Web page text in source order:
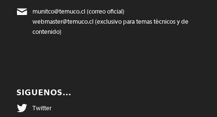
munitco@temuco.cl(correo oficial)
webmaster@temuco.cl(exclusivo para temas técnicos y de
contenido)
SIGUENOS…
Twitter